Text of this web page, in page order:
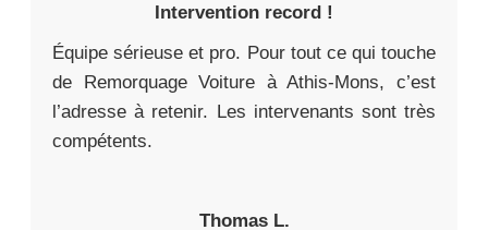
Intervention record !
Équipe sérieuse et pro. Pour tout ce qui touche
de Remorquage Voiture à Athis-Mons, c’est
l’adresse à retenir. Les intervenants sont très
compétents.
Thomas L.